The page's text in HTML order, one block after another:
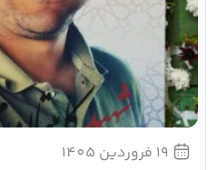
19 فروردین 1405